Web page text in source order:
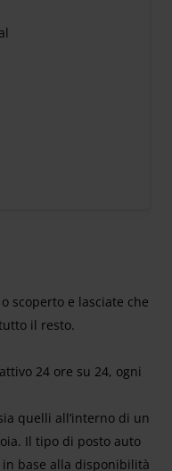
scoperto e lasciate che
il resto.
24 ore su 24, ogni
quelli all’interno di un
Il tipo di posto auto
base alla disponibilità